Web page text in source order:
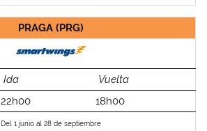
PRAGA (PRG)
Ida
Vuelta
22h00 18h00
Del 1 junio al 28 de septiembre